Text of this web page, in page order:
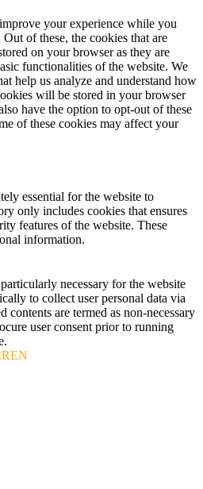
your experience while you
of these, the cookies that are
on your browser as they are
functionalities of the website. We
help us analyze and understand how
will be stored in your browser
have the option to opt-out of these
of these cookies may affect your
essential for the website to
only includes cookies that ensures
features of the website. These
information.
necessary for the website
to collect user personal data via
contents are termed as non-necessary
user consent prior to running